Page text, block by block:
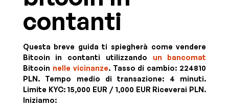
contanti
Questa breve guida ti spiegherà come vendere
Bitcoin in contanti utilizzando un bancomat
Bitcoin nelle vicinanze. Tasso di cambio: 224810
PLN. Tempo medio di transazione: 4 minuti.
Limite KYC: 15,000 EUR / 1,000 EUR Riceverai PLN.
Iniziamo: